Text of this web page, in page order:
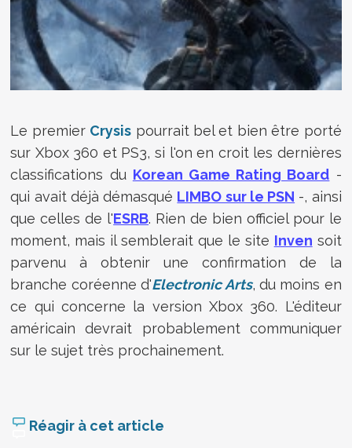
Le premier Crysis pourrait bel et bien être porté
sur Xbox 360 et PS3, si l'on en croit les dernières
classifications du Korean Game Rating Board -
qui avait déjà démasqué LIMBO sur le PSN -, ainsi
que celles de l'ESRB. Rien de bien officiel pour le
moment, mais il semblerait que le site Inven soit
parvenu à obtenir une confirmation de la
branche coréenne d'Electronic Arts, du moins en
ce qui concerne la version Xbox 360. L'éditeur
américain devrait probablement communiquer
sur le sujet très prochainement.
Réagir à cet article